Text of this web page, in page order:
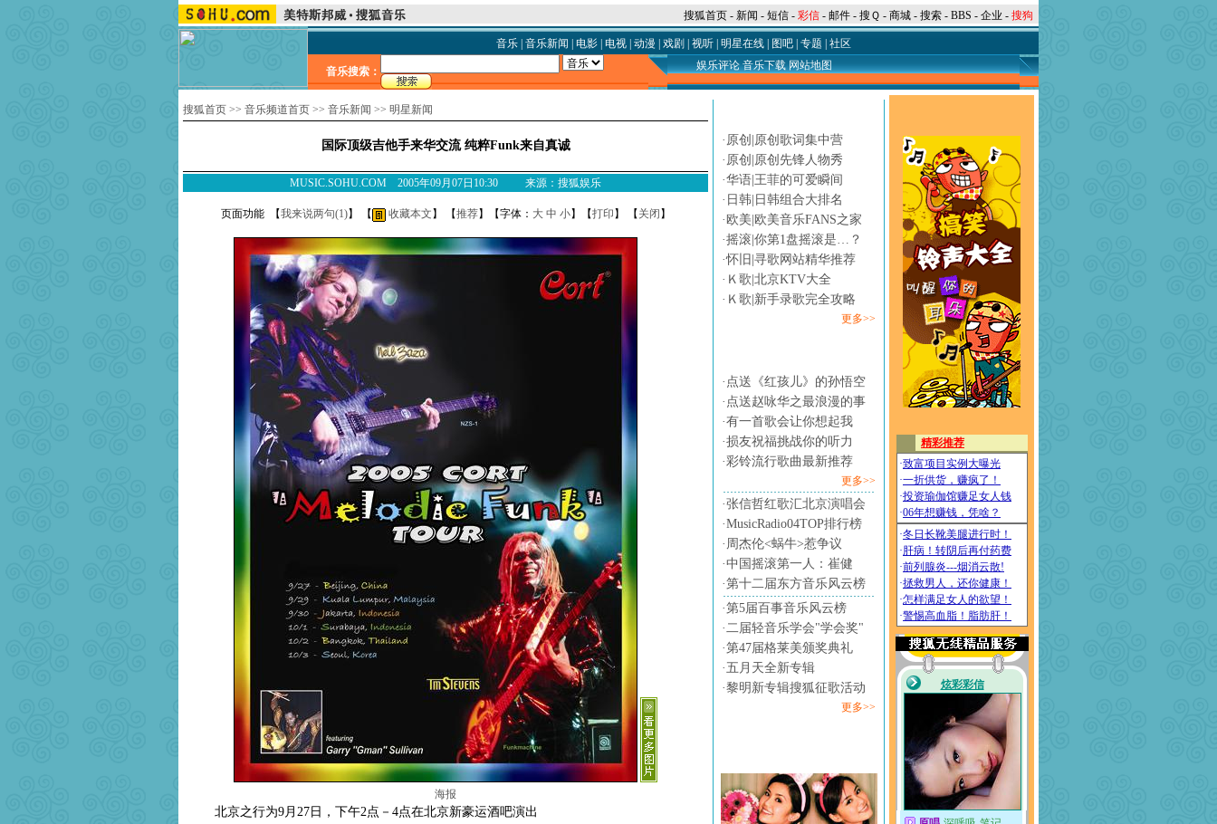
搜狐首页 - 新闻 - 短信 - 彩信 - 邮件 - 搜Ｑ - 商城 - 搜索 - BBS - 企业 - 搜狗
音乐| 音乐新闻 电影| 电视| 动漫 戏剧 视听| 明星在线| 图吧| 专题 社区
音乐搜索： 娱乐评论 音乐下载 网站地图
搜狐首页 >> 音乐频道首页 >> 音乐新闻 >> 明星新闻
国际顶级吉他手来华交流 纯粹Funk来自真诚
MUSIC.SOHU.COM 2005年09月07日10:30 来源：搜狐娱乐
页面功能 【我来说两句(1)】 【 收藏本文 】 【推荐】【字体： 大 中 小】【打印 】 【 关闭 】
海报
北京之行为9月27日，下午2点－4点在北京新豪运酒吧演出
· 原创|原创歌词集中营
· 原创|原创先锋人物秀
·华语|王菲的可爱瞬间
· 日韩|日韩组合大排名
· 欧美|欧美音乐FANS之家
·摇滚|你第1盘摇滚是…？
·怀旧|寻歌网站精华推荐
· Ｋ歌|北京KTV大全
· Ｋ歌|新手录歌完全攻略
更多>>
· 点送《红孩儿》的孙悟空
· 点送赵咏华之最浪漫的事
·有一首歌会让你想起我
·损友祝福挑战你的听力
·彩铃流行歌曲最新推荐
更多>>
·张信哲红歌汇北京演唱会
·MusicRadio04TOP排行榜
· 周杰伦<蜗牛>惹争议
·中国摇滚第一人：崔健
·第十二届东方音乐风云榜
·第5届百事音乐风云榜
·二届轻音乐学会"学会奖"
·第47届格莱美颁奖典礼
· 五月天全新专辑
·黎明新专辑搜狐征歌活动
更多>>